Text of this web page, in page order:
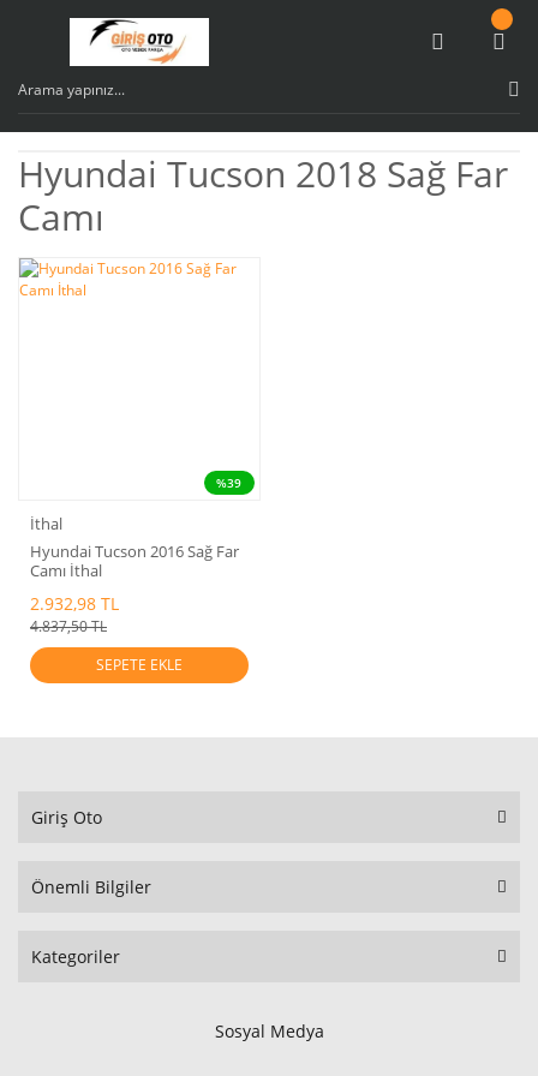
Hyundai Tucson 2018 Sağ Far
Camı
%39
İthal
Hyundai Tucson 2016 Sağ Far
Camı İthal
2.932,98 TL
4.837,50 TL
SEPETE EKLE
Giriş Oto
Önemli Bilgiler
Kategoriler
Sosyal Medya